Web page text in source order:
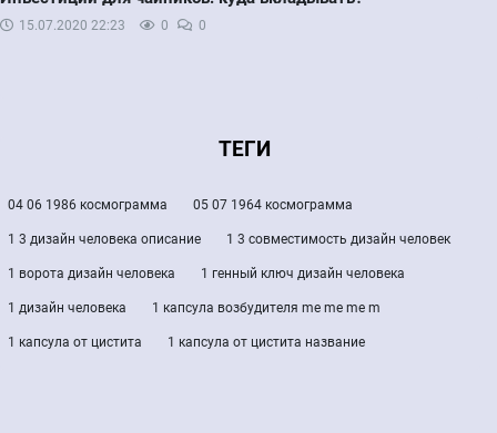
15.07.2020 22:23 0 0
ТЕГИ
04 06 1986 космограмма 05 07 1964 космограмма
1 3 дизайн человека описание 1 3 совместимость дизайн человек
1 ворота дизайн человека 1 генный ключ дизайн человека
1 дизайн человека 1 капсула возбудителя me me me m
1 капсула от цистита 1 капсула от цистита название